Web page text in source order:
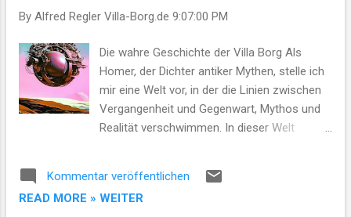
Borg im Kontext der deutschen Geschichte. -
aktuellen Nachrichtenthemen, wie den
Demonstrationen gegen Rechtsextremismus
in Deutschland. Abschnitt 2: Kulturelle
Identität und aktuelle Protestbewegungen -
Analyse, wie Deutschlands kulturelles Erbe
von Kultur und Geschichte als Werkzeuge
im...
By Alfred Regler Villa-Borg.de 9:07:00 PM
Die wahre Geschichte der Villa Borg Als
Homer, der Dichter antiker Mythen, stelle ich
mir eine Welt vor, in der die Linien zwischen
Vergangenheit und Gegenwart, Mythos und
Realität verschwimmen. In dieser Welt
und webt sich durch die Zeiten bis in die
Gegenwart des ökologischen Bierbrauens
Kommentar veröffentlichen
READ MORE » WEITER